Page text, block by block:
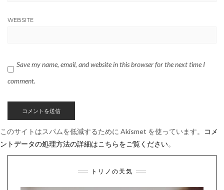
WEBSITE
Save my name, email, and website in this browser for the next time I
comment.
このサイトはスパムを低減するために Akismet を使っています。
コメ
ントデータの処理方法の詳細はこちらをご覧ください。
トリノの天気